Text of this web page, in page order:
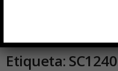
Inicio Etiquetas SC1240
Etiqueta: SC1240